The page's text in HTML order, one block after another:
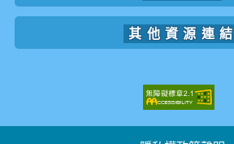
其他資源連結